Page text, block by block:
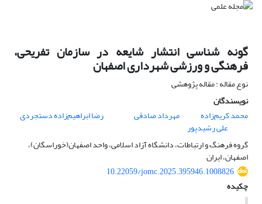
گونه شناسی انتشار شایعه در سازمان تفریحی،
فرهنگی و ورزشی شهرداری اصفهان
نوع مقاله : مقاله پژوهشی
نویسندگان
محمد کریم‌زاده
مهرداد صادقی رضا ابراهیم‌زاده دستجردی
علی رشیدپور
گروه فرهنگ و ارتباطات، دانشگاه آزاد اسلامی، واحد اصفهان(خوراسگان)،
اصفهان، ایران
10.22059/jomc.2025.395946.1008826
چکیده